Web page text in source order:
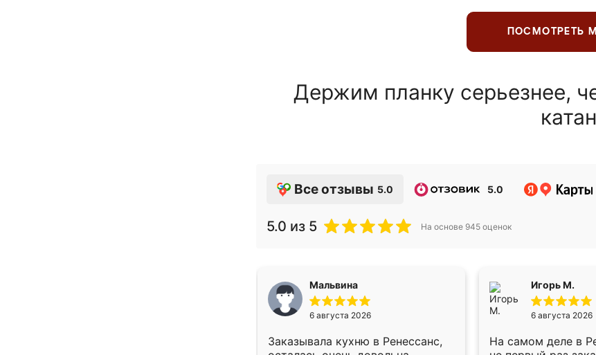
ПОСМОТРЕТЬ
Держим планку серьезнее,
Все отзывы 5.0 5.0
5.0 из 5 На основе 945 оценок
Мальвина
6 августа 2026
Заказывала кухню в Ренессанс,
Игорь М.
6 августа 2026
На самом деле в